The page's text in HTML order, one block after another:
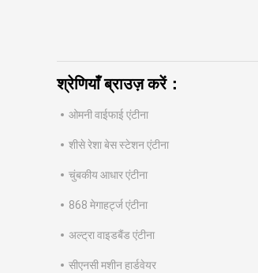
श्रेणियाँ ब्राउज़ करें：
ओमनी वाईफाई एंटीना
शीसे रेशा बेस स्टेशन एंटीना
चुंबकीय आधार एंटीना
868 मेगाहर्ट्ज एंटीना
अल्ट्रा वाइडबैंड एंटीना
सीएनसी मशीन हार्डवेयर